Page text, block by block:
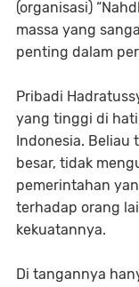
(organisasi)
massa yang
penting dalam
Pribadi
yang tinggi di
Indonesia. Beliau
besar, tidak
pemerintahan
terhadap orang
kekuatannya.
Di tangannya